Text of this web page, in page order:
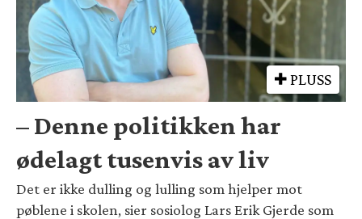
PLUSS
– Denne politikken har
ødelagt tusenvis av liv
Det er ikke dulling og lulling som hjelper mot
pøblene i skolen, sier sosiolog Lars Erik Gjerde som